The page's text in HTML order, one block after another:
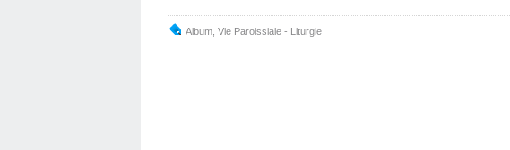
Album Vie Paroissiale - Liturgie